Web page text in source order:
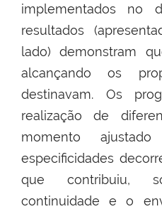
implementados no
resultados
lado) demonstram
alcançando os
destinavam. Os
realização de
momento
especificidades
que contribuiu,
continuidade e o